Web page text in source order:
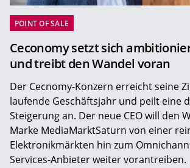
POINT OF SALE
Ceconomy setzt sich
und treibt den Wandel voran
Der Cecnomy-Konzern erreicht seine
laufende Geschäftsjahr und peilt eine
Steigerung an. Der neue CEO will den
Marke MediaMarktSaturn von einer
Elektronikmärkten hin zum
Services-Anbieter weiter vorantreiben.